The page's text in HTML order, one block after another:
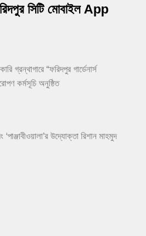
সিটি মোবাইল App
গ্রন্থাগারে “ফরিদপুর গার্ডেনার্স
কর্মসূচি অনুষ্ঠিত
উদ্যোক্তা রিশান মাহমুদ